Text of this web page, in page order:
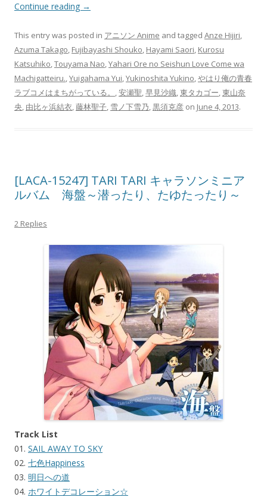
Continue reading →
This entry was posted in アニソン Anime and tagged Anze Hijiri,
Azuma Takago, Fujibayashi Shouko, Hayami Saori, Kurosu
Katsuhiko,Touyama Nao,Yahari Ore no Seishun Love Come wa
Machigatteiru.,Yuigahama Yui,Yukinoshita Yukino,やはり俺の青春
ラブコメはまちがっている。 ,安瀬聖,早見沙織,東タカゴー,東山奈
央, 由比ヶ浜結衣,藤林聖子, 雪ノ下雪乃,黒須克彦 on June 4, 2013.
[LACA-15247] TARI TARI キャラソンミニア
ルバム 海盤～潜ったり、たゆたったり～
2 Replies
Track List
01. SAIL AWAY TO SKY
02. 七色Happiness
03. 明日への道
04. ホワイトデコレーション☆